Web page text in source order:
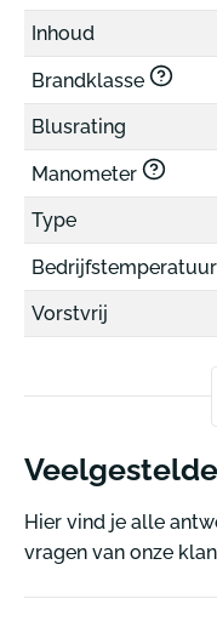
Inhoud
Brandklasse
Blusrating
Manometer
Type
Vorstvrij
Hier vind je alle
vragen van onze